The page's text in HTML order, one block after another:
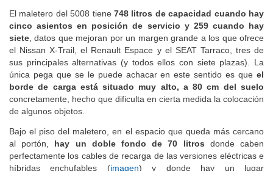
El maletero del 5008 tiene748 litros de capacidad cuando hay
cinco asientos en posición de servicio y 259 cuando hay
siete, datos que mejoran por un margen grande a los que ofrece
el Nissan X-Trail, el Renault Espace y el SEAT Tarraco, tres de
sus principales alternativas (y todos ellos con siete plazas). La
única pega que se le puede achacar en este sentido es queel
borde de carga está situado muy alto, a 80 cm del suelo
concretamente, hecho que dificulta en cierta medida la colocación
Bajo el piso del maletero, en el espacio que queda más cercano
al portón,hay un doble fondo de 70 litrosdonde caben
perfectamente los cables de recarga de las versiones eléctricas e